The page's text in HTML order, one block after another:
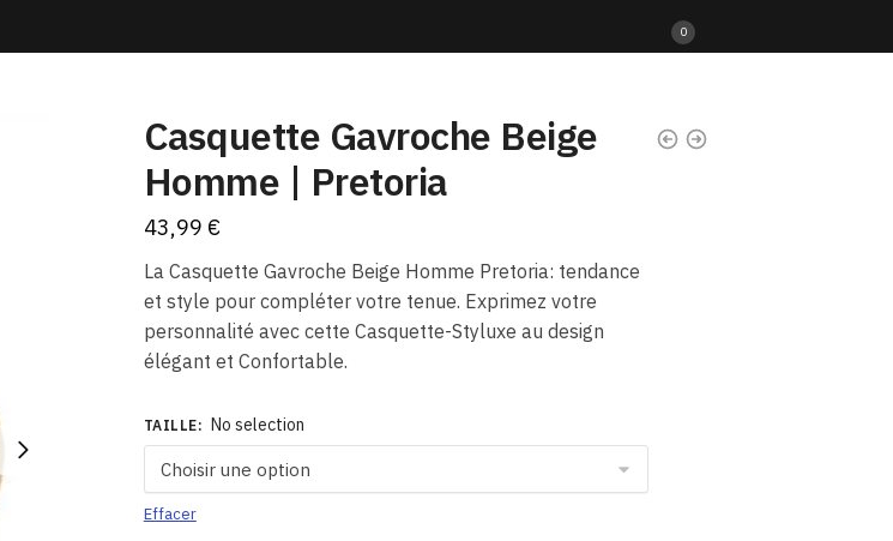
0
Casquette Gavroche Beige
Homme | Pretoria
43,99 €
La Casquette Gavroche Beige Homme Pretoria: tendance
et style pour compléter votre tenue. Exprimez votre
personnalité avec cette Casquette-Styluxe au design
élégant et Confortable.
TAILLE: No selection
Effacer